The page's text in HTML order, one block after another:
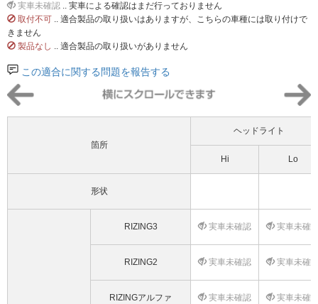
実車未確認 .. 実車による確認はまだ行っておりません
取付不可 .. 適合製品の取り扱いはありますが、こちらの車種には取り付けで
きません
製品なし .. 適合製品の取り扱いがありません
この適合に関する問題を報告する
箇所
ヘッドライト
Hi Lo
形状
RIZING3 実車未確認 実車未確
RIZING2 実車未確認 実車未確
RIZINGアルファ 実車未確認 実車未確